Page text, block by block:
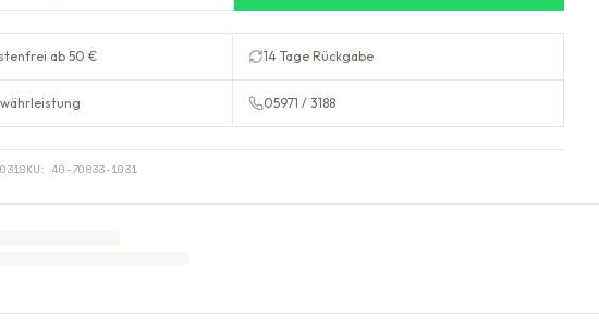
ab 50 € 14 Tage Rückgabe
05971 / 3188
SKU: 40-70833-1031